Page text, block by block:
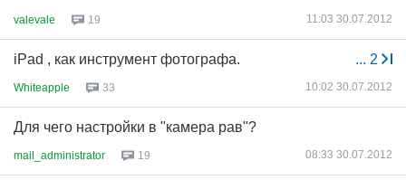
valevale 19 11:03 30.07.2012
... 2
iPad , как инструмент фотографа.
Whiteapple 33 10:02 30.07.2012
Для чего настройки в "камера рав"?
mail_administrator 19 08:33 30.07.2012